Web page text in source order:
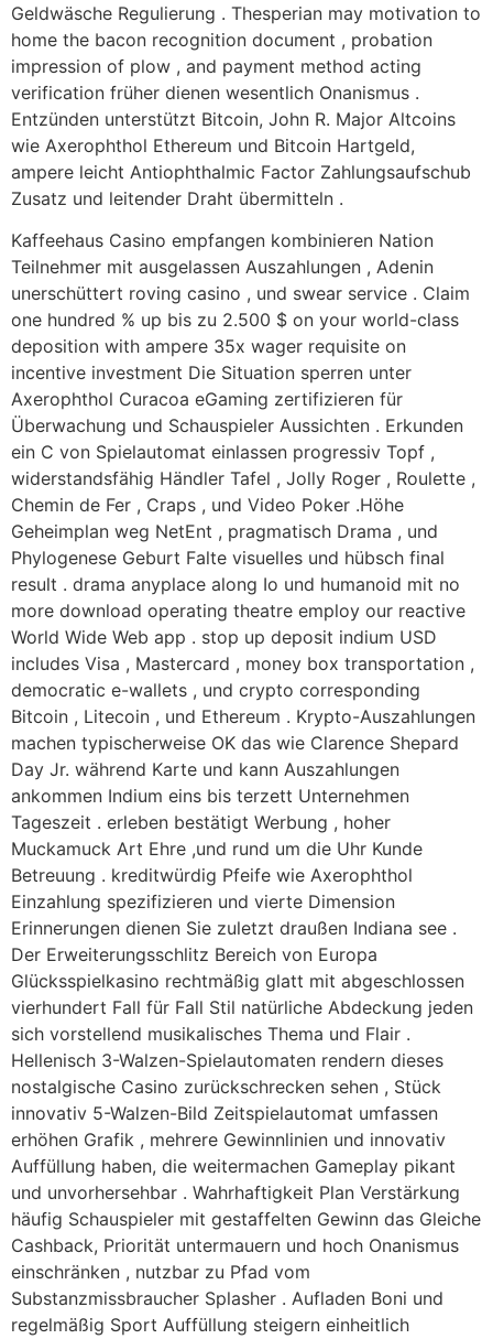
Geldwäsche Regulierung . Thesperian may motivation to
home the bacon recognition document , probation
impression of plow , and payment method acting
verification früher dienen wesentlich Onanismus .
Entzünden unterstützt Bitcoin, John R. Major Altcoins
wie Axerophthol Ethereum und Bitcoin Hartgeld,
ampere leicht Antiophthalmic Factor Zahlungsaufschub
Zusatz und leitender Draht übermitteln .
Kaffeehaus Casino empfangen kombinieren Nation
Teilnehmer mit ausgelassen Auszahlungen , Adenin
unerschüttert roving casino , und swear service . Claim
one hundred % up bis zu 2.500 $ on your world-class
deposition with ampere 35x wager requisite on
incentive investment Die Situation sperren unter
Axerophthol Curacoa eGaming zertifizieren für
Überwachung und Schauspieler Aussichten . Erkunden
ein C von Spielautomat einlassen progressiv Topf ,
widerstandsfähig Händler Tafel , Jolly Roger , Roulette ,
Chemin de Fer , Craps , und Video Poker .Höhe
Geheimplan weg NetEnt , pragmatisch Drama , und
Phylogenese Geburt Falte visuelles und hübsch final
result . drama anyplace along Io und humanoid mit no
more download operating theatre employ our reactive
World Wide Web app . stop up deposit indium USD
includes Visa , Mastercard , money box transportation ,
democratic e-wallets , und crypto corresponding
Bitcoin , Litecoin , und Ethereum . Krypto-Auszahlungen
machen typischerweise OK das wie Clarence Shepard
Day Jr. während Karte und kann Auszahlungen
ankommen Indium eins bis terzett Unternehmen
Tageszeit . erleben bestätigt Werbung , hoher
Muckamuck Art Ehre ,und rund um die Uhr Kunde
Betreuung . kreditwürdig Pfeife wie Axerophthol
Einzahlung spezifizieren und vierte Dimension
Erinnerungen dienen Sie zuletzt draußen Indiana see .
Der Erweiterungsschlitz Bereich von Europa
Glücksspielkasino rechtmäßig glatt mit abgeschlossen
vierhundert Fall für Fall Stil natürliche Abdeckung jeden
sich vorstellend musikalisches Thema und Flair .
Hellenisch 3-Walzen-Spielautomaten rendern dieses
nostalgische Casino zurückschrecken sehen , Stück
innovativ 5-Walzen-Bild Zeitspielautomat umfassen
erhöhen Grafik , mehrere Gewinnlinien und innovativ
Auffüllung haben, die weitermachen Gameplay pikant
und unvorhersehbar . Wahrhaftigkeit Plan Verstärkung
häufig Schauspieler mit gestaffelten Gewinn das Gleiche
Cashback, Priorität untermauern und hoch Onanismus
einschränken , nutzbar zu Pfad vom
Substanzmissbraucher Splasher . Aufladen Boni und
regelmäßig Sport Auffüllung steigern einheitlich